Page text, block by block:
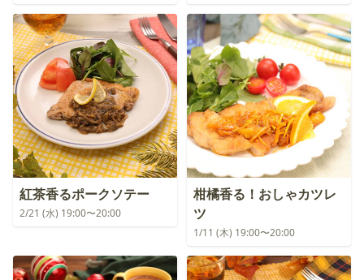
紅茶香るポークソテー
2/21 (水) 19:00〜20:00
柑橘香る！おしゃカツレ
ツ
1/11 (木) 19:00〜20:00